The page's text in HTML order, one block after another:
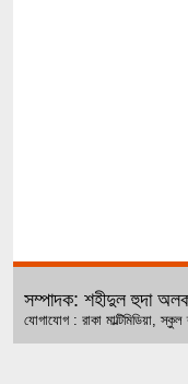
সম্পাদক: শহীদুল হুদা
যোগাযোগ : রাকা